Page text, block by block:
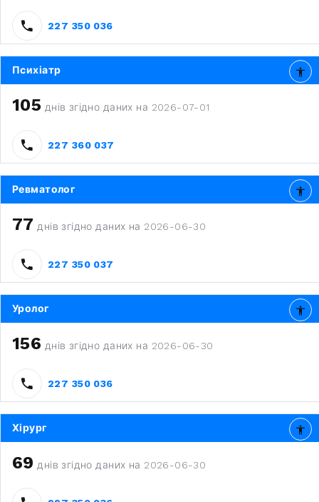
227 350 036
Психіатр
105 днів згідно даних на 2026-07-01
227 360 037
Ревматолог
77 днів згідно даних на 2026-06-30
227 350 037
Уролог
156 днів згідно даних на 2026-06-30
227 350 036
Хірург
69 днів згідно даних на 2026-06-30